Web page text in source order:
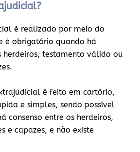
é realizado por meio do
é obrigatório quando há
herdeiros, testamento válido ou
é feito em cartório,
e simples, sendo possível
consenso entre os herdeiros,
e capazes, e não existe